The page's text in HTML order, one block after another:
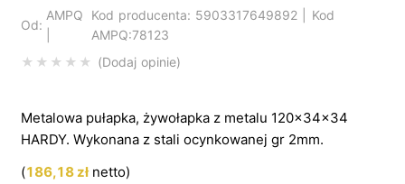
Dodaj opinie
Od:
AMPQ
Kod producenta: 5903317649892 | Kod
AMPQ:78123
Metalowa pułapka, żywołapka z metalu 120x34x34
HARDY. Wykonana z stali ocynkowanej gr 2mm.
(186,18złnetto)